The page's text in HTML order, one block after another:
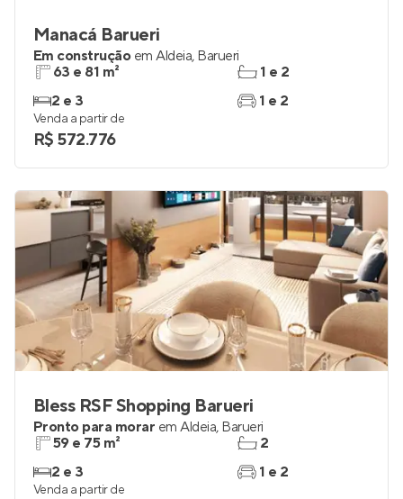
Manacá Barueri
Em construção em Aldeia, Barueri
63 e 81 m²
2 e 3
1 e 2
1 e 2
Venda a partir de
R$ 572.776
Bless RSF Shopping Barueri
Pronto para morar em Aldeia, Barueri
59 e 75 m²
2 e 3
2
1 e 2
Venda a partir de